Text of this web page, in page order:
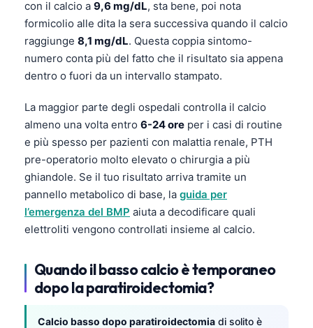
con il calcio a 9,6 mg/dL, sta bene, poi nota
formicolio alle dita la sera successiva quando il calcio
raggiunge 8,1 mg/dL. Questa coppia sintomo-
numero conta più del fatto che il risultato sia appena
dentro o fuori da un intervallo stampato.
La maggior parte degli ospedali controlla il calcio
almeno una volta entro 6-24 ore per i casi di routine
e più spesso per pazienti con malattia renale, PTH
pre-operatorio molto elevato o chirurgia a più
ghiandole. Se il tuo risultato arriva tramite un
pannello metabolico di base, la guida per
l’emergenza del BMP aiuta a decodificare quali
elettroliti vengono controllati insieme al calcio.
Quando il basso calcio è temporaneo
dopo la paratiroidectomia?
Calcio basso dopo paratiroidectomia di solito è